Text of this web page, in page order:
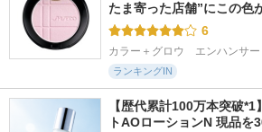
たま寄った店舗”にこの色
6
カラー＋グロウ　エンハンサー
ランキングIN
【歴代累計100万本突破
トAOローションN 現品を